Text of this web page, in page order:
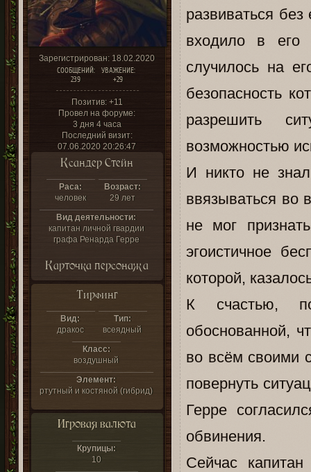
Зарегистрирован: 18.02.2020
СООБЩЕНИЙ:
239
УВАЖЕНИЕ:
+29
Позитив: +11
Провел на форуме:
3 дня 4 часа
Последний визит:
07.06.2020 20:26:47
Ксандер Стейн
Раса:
человек
Возраст:
29 лет
Вид деятельности:
капитан личной гвардии
графа Ренарда Герре
Карточка персонажа
Тирфинг
Вид:
дракос
Тип:
всеядный
Класс:
воздушный
Элемент:
ртутный и костяной (гибрид)
Игровая валюта
Крупицы:
10
развиваться
входило в его
случилось на
безопасность
разрешить
возможностью
И никто не
ввязываться во
не мог
эгоистичное
которой,
К счастью,
обоснованной,
во всём своими
повернуть
Герре
обвинения.
Сейчас